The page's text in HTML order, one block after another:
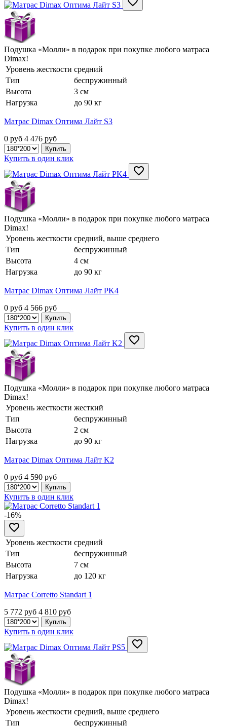
Подушка «Молли» в подарок при покупке любого матраса
Dimax!
Уровень жесткости средний
Тип
беспружинный
Высота
3 см
Нагрузка
до 90 кг
Матрас Dimax Оптима Лайт S3
0 руб 4 476 руб
Купить в один клик
Подушка «Молли» в подарок при покупке любого матраса
Dimax!
Уровень жесткости средний, выше среднего
Тип
беспружинный
Высота
4 см
Нагрузка
до 90 кг
Матрас Dimax Оптима Лайт PK4
0 руб 4 566 руб
Купить в один клик
Подушка «Молли» в подарок при покупке любого матраса
Dimax!
Уровень жесткости жесткий
Тип
беспружинный
Высота
2 см
Нагрузка
до 90 кг
Матрас Dimax Оптима Лайт K2
0 руб 4 590 руб
Купить в один клик
-16%
Уровень жесткости средний
Тип
беспружинный
Высота
7 см
Нагрузка
до 120 кг
Матрас Corretto Standart 1
5 772 руб 4 810 руб
Купить в один клик
Подушка «Молли» в подарок при покупке любого матраса
Dimax!
Уровень жесткости средний, выше среднего
Тип
беспружинный